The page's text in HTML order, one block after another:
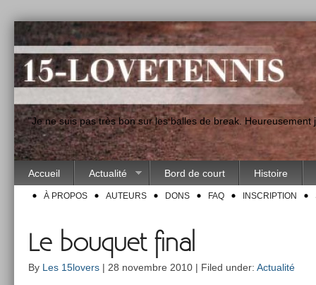
"Je ne suis pas très bon sur les balles de break.
Accueil Actualité Bord de court Histoire
À PROPOS AUTEURS DONS FAQ INSCRIPTION
Le bouquet final
By Les 15lovers | 28 novembre 2010 | Filed under: Actualité